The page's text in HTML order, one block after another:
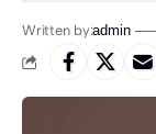
Written by:admin